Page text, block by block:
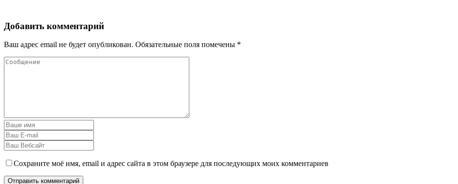
Добавить комментарий
Ваш адрес email не будет опубликован. Обязательные поля помечены *
Сохраните моё имя, email и адрес сайта в этом браузере для последующих моих комментариев